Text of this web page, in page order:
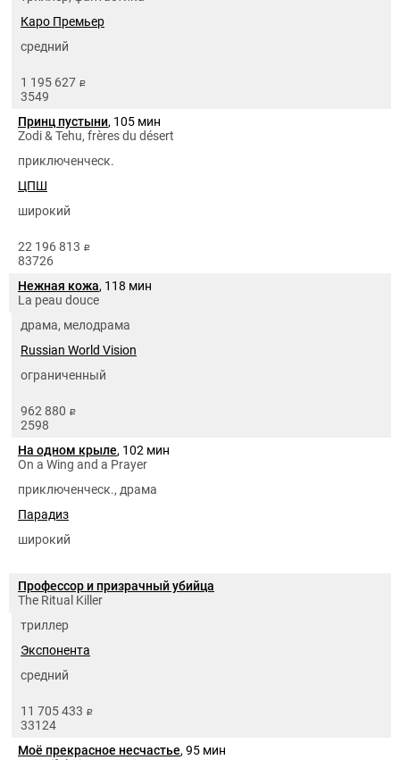
Каро Премьер
средний
1 195 627 руб.
3549
Принц пустыни, 105 мин
Zodi & Tehu, frères du désert
приключенческ.
ЦПШ
широкий
22 196 813 руб.
83726
Нежная кожа, 118 мин
La peau douce
драма, мелодрама
Russian World Vision
ограниченный
962 880 руб.
2598
На одном крыле, 102 мин
On a Wing and a Prayer
приключенческ., драма
Парадиз
широкий
Профессор и призрачный убийца
The Ritual Killer
триллер
Экспонента
средний
11 705 433 руб.
33124
Моё прекрасное несчастье, 95 мин